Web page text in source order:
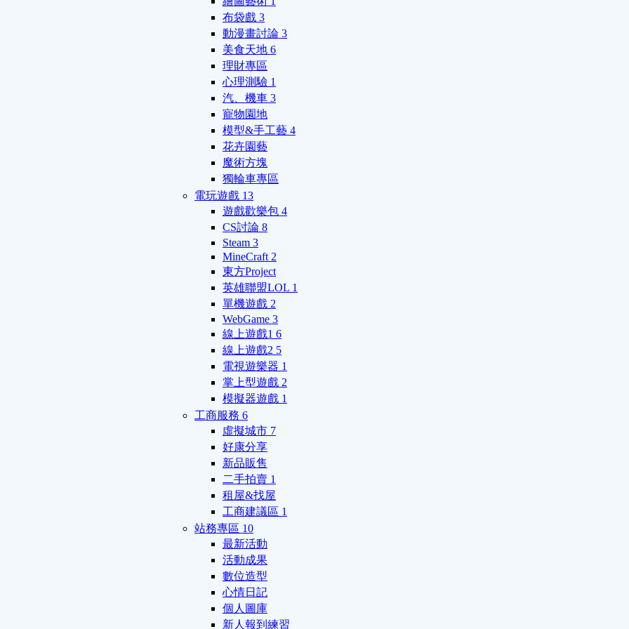
布袋戲 3
動漫畫討論 3
美食天地 6
理財專區
心理測驗 1
汽、機車 3
寵物園地
模型&手工藝 4
花卉園藝
魔術方塊
獨輪車專區
電玩遊戲 13
遊戲歡樂包 4
CS討論 8
Steam 3
MineCraft 2
東方Project
英雄聯盟LOL 1
單機遊戲 2
WebGame 3
線上遊戲1 6
線上遊戲2 5
電視遊樂器 1
掌上型遊戲 2
模擬器遊戲 1
工商服務 6
虛擬城市 7
好康分享
新品販售
二手拍賣 1
租屋&找屋
工商建議區 1
站務專區 10
最新活動
活動成果
數位造型
心情日記
個人圖庫
新人報到練習